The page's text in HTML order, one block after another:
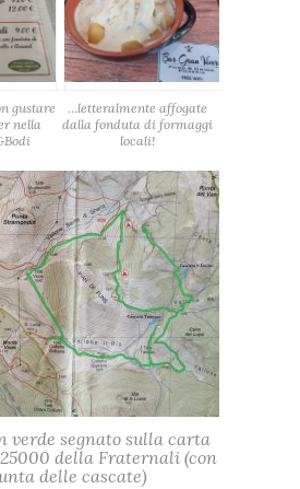
gustare
nella
…letteralmente affogate
dalla fonduta di formaggi
locali!
verde segnato sulla carta
della Fraternali (con
delle cascate)